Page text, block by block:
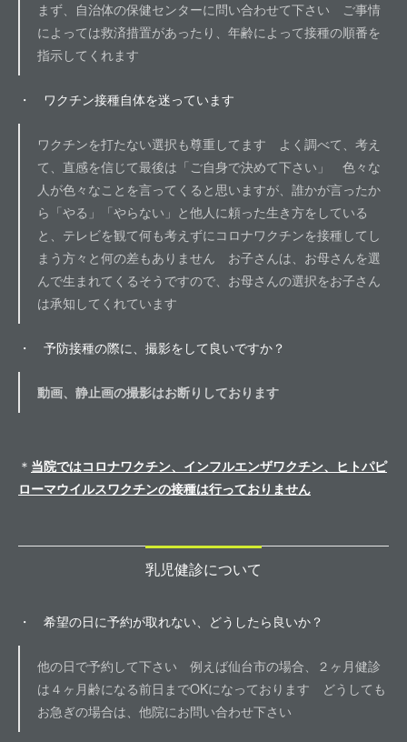
まず、自治体の保健センターに問い合わせて下さい ご事情
によっては救済措置があったり、年齢によって接種の順番を
指示してくれます
・ ワクチン接種自体を迷っています
ワクチンを打たない選択も尊重してます よく調べて、考え
て、直感を信じて最後は「ご自身で決めて下さい」 色々な
人が色々なことを言ってくると思いますが、誰かが言ったか
ら「やる」「やらない」と他人に頼った生き方をしている
と、テレビを観て何も考えずにコロナワクチンを接種してし
まう方々と何の差もありません お子さんは、お母さんを選
んで生まれてくるそうですので、お母さんの選択をお子さん
は承知してくれています
・ 予防接種の際に、撮影をして良いですか？
動画、静止画の撮影はお断りしております
＊ 当院ではコロナワクチン、インフルエンザワクチン、ヒトパピ
ローマウイルスワクチンの接種は行っておりません
乳児健診について
・ 希望の日に予約が取れない、どうしたら良いか？
他の日で予約して下さい 例えば仙台市の場合、２ヶ月健診
は４ヶ月齢になる前日までOKになっております どうしても
お急ぎの場合は、他院にお問い合わせ下さい